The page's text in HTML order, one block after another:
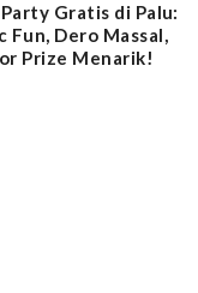
Gratis di Palu:
Fun, Dero Massal,
Prize Menarik!